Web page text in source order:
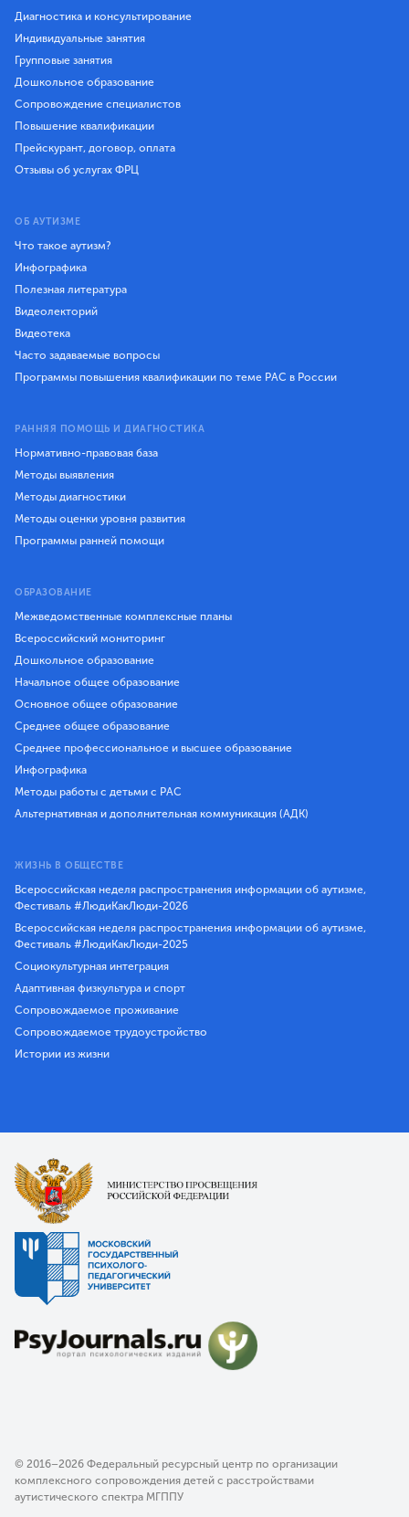
Диагностика и консультирование
Индивидуальные занятия
Групповые занятия
Дошкольное образование
Сопровождение специалистов
Повышение квалификации
Прейскурант, договор, оплата
Отзывы об услугах ФРЦ
ОБ АУТИЗМЕ
Что такое аутизм?
Инфографика
Полезная литература
Видеолекторий
Видеотека
Часто задаваемые вопросы
Программы повышения квалификации по теме РАС в России
РАННЯЯ ПОМОЩЬ И ДИАГНОСТИКА
Нормативно-правовая база
Методы выявления
Методы диагностики
Методы оценки уровня развития
Программы ранней помощи
ОБРАЗОВАНИЕ
Межведомственные комплексные планы
Всероссийский мониторинг
Дошкольное образование
Начальное общее образование
Основное общее образование
Среднее общее образование
Среднее профессиональное и высшее образование
Инфографика
Методы работы с детьми с РАС
Альтернативная и дополнительная коммуникация (АДК)
ЖИЗНЬ В ОБЩЕСТВЕ
Всероссийская неделя распространения информации об аутизме,
Фестиваль #ЛюдиКакЛюди-2026
Всероссийская неделя распространения информации об аутизме,
Фестиваль #ЛюдиКакЛюди-2025
Социокультурная интеграция
Адаптивная физкультура и спорт
Сопровождаемое проживание
Сопровождаемое трудоустройство
Истории из жизни
© 2016–2026 Федеральный ресурсный центр по организации
комплексного сопровождения детей с расстройствами
аутистического спектра МГППУ